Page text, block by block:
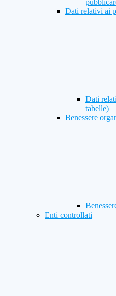
Dati relativi ai
Dati
tabelle)
Benessere
Enti controllati